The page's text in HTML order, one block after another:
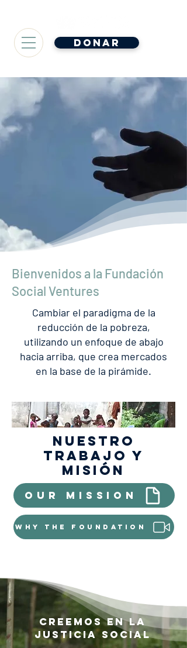
Donar
Bienvenidos a la Fundación
Social Ventures
Cambiar el paradigma de la
reducción de la pobreza,
utilizando un enfoque de abajo
hacia arriba, que crea mercados
en la base de la pirámide.
Nuestro
trabajo y
misión
Our mission
Why the Foundation
Creemos en la
justicia social